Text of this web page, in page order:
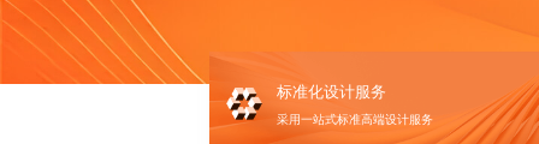
标准化设计服务
采用一站式标准高端设计服务